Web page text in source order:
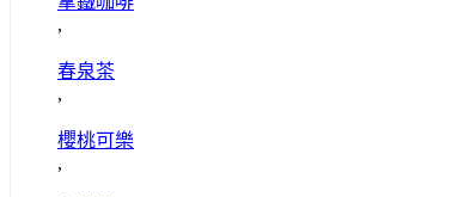
,
春泉茶
,
櫻桃可樂
,